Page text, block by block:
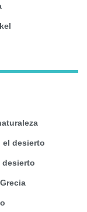
el desierto
desierto